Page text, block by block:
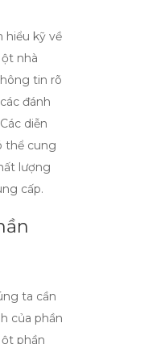
hiểu kỹ về
nhà
tin rõ
đánh
diễn
thể cung
lượng
cấp.
ta cần
của phần
phần